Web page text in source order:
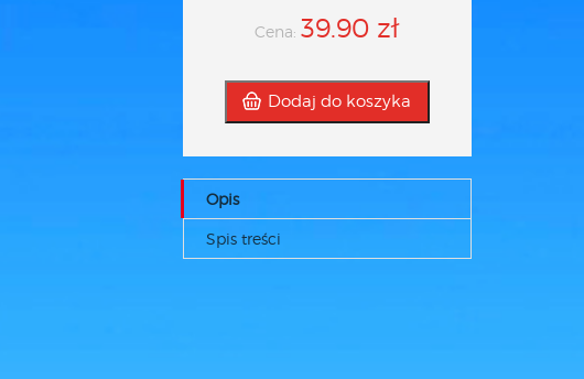
Cena: 39.90 zł
Dodaj do koszyka
Opis
Spis treści